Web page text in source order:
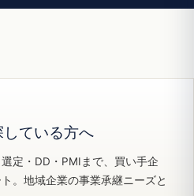
ている方へ
定・DD・PMIまで、買い手企
。地域企業の事業承継ニーズと